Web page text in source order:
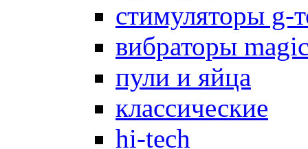
стимуляторы g-
вибраторы
пули и яйца
классические
hi-tech